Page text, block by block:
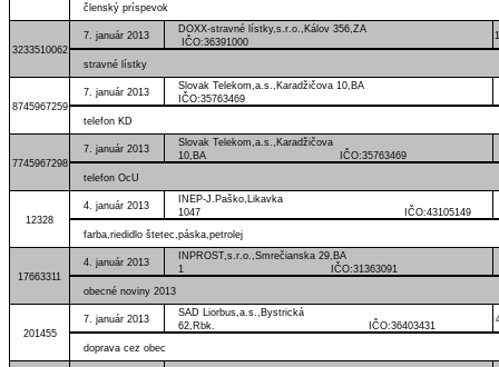
členský príspevok
3233510062
7. január 2013
DOXX-stravné lístky,s.r.o.,Kálov 356,ZA
IČO:36391000
stravné lístky
8745967259
7. január 2013
Slovak Telekom,a.s.,Karadžičova 10,BA
IČO:35763469
telefon KD
7745967298
7. január 2013
Slovak Telekom,a.s.,Karadžičova
10,BA IČO:35763469
telefon OcU
12328
4. január 2013
INEP-J.Paško,Likavka
1047 IČO:43105149
farba,riedidlo štetec,páska,petrolej
17663311
4. január 2013
INPROST,s.r.o.,Smrečianska 29,BA
1 IČO:31363091
obecné noviny 2013
201455
7. január 2013
SAD Liorbus,a.s.,Bystrická
62,Rbk. IČO:36403431
doprava cez obec